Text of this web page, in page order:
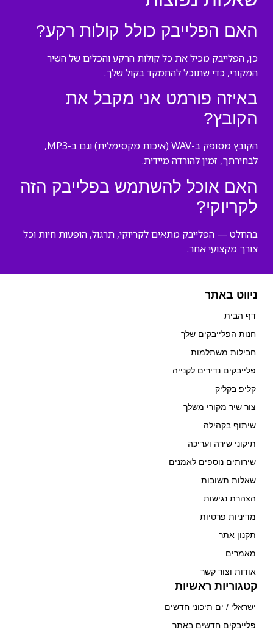
האם הפלייבק כולל קולות רקע?
כן, הפלייבק מכיל את כל קולות הרקע והכלים של השיר
המקורי, כדי שתוכל להתמקד בקול שלך.
באיזה פורמט אני מקבל את
הקובץ?
הקובץ מסופק ב-WAV (איכות מקסימלית) וגם ב-MP3,
לבחירתך, זמין להורדה מיידית.
האם אוכל להשתמש בפלייבק הזה
לקריוקי?
בהחלט — הפלייבק מתאים לקריוקי, תרגול, הופעות חיות וכל
צורך מקצועי אחר.
ניווט באתר
דף הבית
חנות הפלייבקים שלך
חבילות משתלמות
פלייבקים נדירים לקנייה
קליפ בקליק
צור שיר מקורי משלך
שיתוף בקהילה
תיקוני שירה ועריכה
שירותים נוספים לאמנים
שאלות תשובות
הצהרת נגישות
מדיניות פרטיות
תקנון אתר
מאמרים
אודות וצור קשר
קטגוריות ראשיות
ישראלי / ים תיכוני חדשים
פלייבקים חדשים באתר